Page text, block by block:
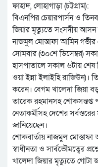
ফাহাদ, লোহাগাড়া (চট্টগ্রাম):
বিএনপির চেয়ারপার্সন ও
জিয়ার মৃত্যুতে সংসদীয় আসন
নাজমুল মোস্তাফা আমিন
সোমবার (৩০শে ডিসেম্বর)
হাসপাতালে সকাল ৬টায় শেষ
ওয়া ইন্না ইলাইহি রাজিউন)।
করেন। বেগম খালেদা জিয়া
তারেক রহমানসহ
নেতাকর্মীসহ দেশের
জানিয়েছেন।
শোকবার্তায় নাজমুল মোস্তাফা
স্বাধীনতা ও সার্বভৌমত্বের
খালেদা জিয়ার মৃত্যুতে